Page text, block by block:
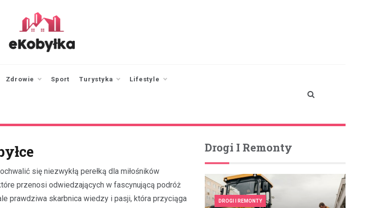
Zdrowie Sport Turystyka Lifestyle
się niezwykłą perełką dla miłośników
przenosi odwiedzających w fascynującą podróż
prawdziwa skarbnica wiedzy i pasji, która przyciąga
Drogi I Remonty
DROGI I REMONTY